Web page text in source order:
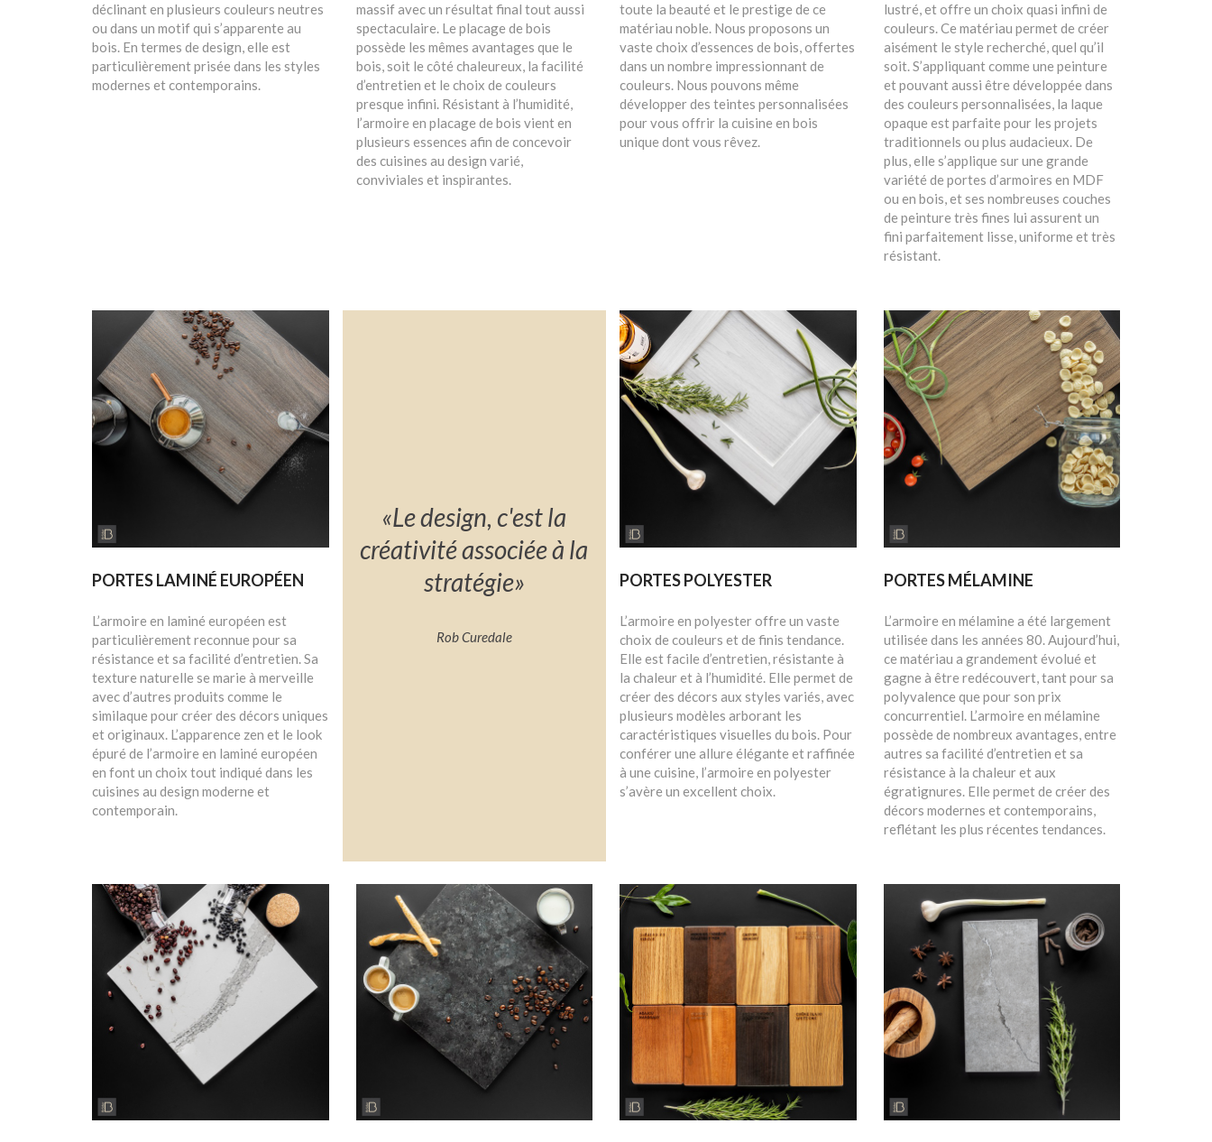
déclinant en plusieurs couleurs neutres
ou dans un motif qui s’apparente au
bois. En termes de design, elle est
particulièrement prisée dans les styles
modernes et contemporains.
massif avec un résultat final tout aussi
spectaculaire. Le placage de bois
possède les mêmes avantages que le
bois, soit le côté chaleureux, la facilité
d’entretien et le choix de couleurs
presque infini. Résistant à l’humidité,
l’armoire en placage de bois vient en
plusieurs essences afin de concevoir
des cuisines au design varié,
conviviales et inspirantes.
toute la beauté et le prestige de ce
matériau noble. Nous proposons un
vaste choix d’essences de bois, offertes
dans un nombre impressionnant de
couleurs. Nous pouvons même
développer des teintes personnalisées
pour vous offrir la cuisine en bois
unique dont vous rêvez.
lustré, et offre un choix quasi infini de
couleurs. Ce matériau permet de créer
aisément le style recherché, quel qu’il
soit. S’appliquant comme une peinture
et pouvant aussi être développée dans
des couleurs personnalisées, la laque
opaque est parfaite pour les projets
traditionnels ou plus audacieux. De
plus, elle s’applique sur une grande
variété de portes d’armoires en MDF
ou en bois, et ses nombreuses couches
de peinture très fines lui assurent un
fini parfaitement lisse, uniforme et très
résistant.
PORTES LAMINÉ EUROPÉEN
L’armoire en laminé européen est
particulièrement reconnue pour sa
résistance et sa facilité d’entretien. Sa
texture naturelle se marie à merveille
avec d’autres produits comme le
similaque pour créer des décors uniques
et originaux. L’apparence zen et le look
épuré de l’armoire en laminé européen
en font un choix tout indiqué dans les
cuisines au design moderne et
contemporain.
«Le design, c'est la
créativité associée à la
stratégie»
Rob Curedale
PORTES POLYESTER
L’armoire en polyester offre un vaste
choix de couleurs et de finis tendance.
Elle est facile d’entretien, résistante à
la chaleur et à l’humidité. Elle permet de
créer des décors aux styles variés, avec
plusieurs modèles arborant les
caractéristiques visuelles du bois. Pour
conférer une allure élégante et raffinée
à une cuisine, l’armoire en polyester
s’avère un excellent choix.
PORTES MÉLAMINE
L’armoire en mélamine a été largement
utilisée dans les années 80. Aujourd’hui,
ce matériau a grandement évolué et
gagne à être redécouvert, tant pour sa
polyvalence que pour son prix
concurrentiel. L’armoire en mélamine
possède de nombreux avantages, entre
autres sa facilité d’entretien et sa
résistance à la chaleur et aux
égratignures. Elle permet de créer des
décors modernes et contemporains,
reflétant les plus récentes tendances.